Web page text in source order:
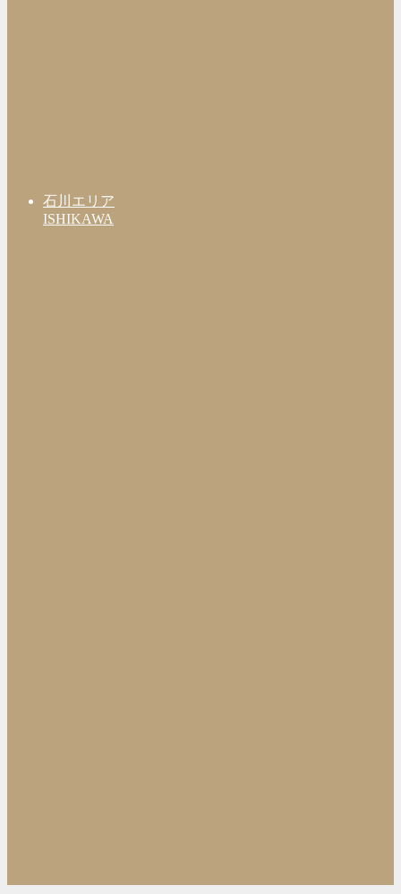
石川エリア
ISHIKAWA